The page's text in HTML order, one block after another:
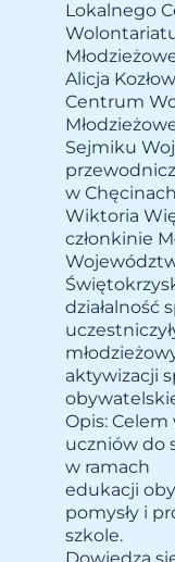
Lokalnego
Alicja
Centrum
Sejmiku
w
Wiktoria
członkinie
działalność
aktywizacji
Opis:
uczniów do
w ramach
edukacji
pomysły i
szkole.
Dowiedzą